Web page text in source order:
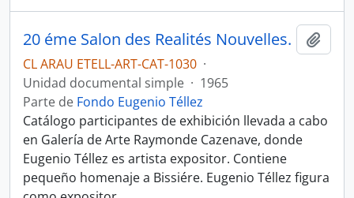
20 éme Salon des Realités Nouvelles.
CL ARAU ETELL-ART-CAT-1030 ·
Unidad documental simple · 1965
Parte de Fondo Eugenio Téllez
Catálogo participantes de exhibición llevada a cabo
en Galería de Arte Raymonde Cazenave, donde
Eugenio Téllez es artista expositor. Contiene
pequeño homenaje a Bissiére. Eugenio Téllez figura